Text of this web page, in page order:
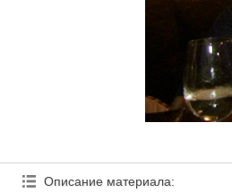
Описание материала: